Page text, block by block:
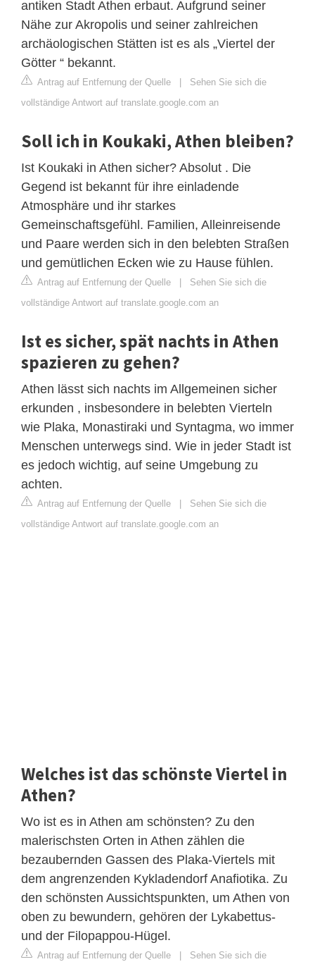
antiken Stadt Athen erbaut. Aufgrund seiner
Nähe zur Akropolis und seiner zahlreichen
archäologischen Stätten ist es als „Viertel der
Götter “ bekannt.
Antrag auf Entfernung der Quelle | Sehen Sie sich die
vollständige Antwort auf translate.google.com an
Soll ich in Koukaki, Athen bleiben?
Ist Koukaki in Athen sicher? Absolut . Die
Gegend ist bekannt für ihre einladende
Atmosphäre und ihr starkes
Gemeinschaftsgefühl. Familien, Alleinreisende
und Paare werden sich in den belebten Straßen
und gemütlichen Ecken wie zu Hause fühlen.
Antrag auf Entfernung der Quelle | Sehen Sie sich die
vollständige Antwort auf translate.google.com an
Ist es sicher, spät nachts in Athen
spazieren zu gehen?
Athen lässt sich nachts im Allgemeinen sicher
erkunden , insbesondere in belebten Vierteln
wie Plaka, Monastiraki und Syntagma, wo immer
Menschen unterwegs sind. Wie in jeder Stadt ist
es jedoch wichtig, auf seine Umgebung zu
achten.
Antrag auf Entfernung der Quelle | Sehen Sie sich die
vollständige Antwort auf translate.google.com an
Welches ist das schönste Viertel in
Athen?
Wo ist es in Athen am schönsten? Zu den
malerischsten Orten in Athen zählen die
bezaubernden Gassen des Plaka-Viertels mit
dem angrenzenden Kykladendorf Anafiotika. Zu
den schönsten Aussichtspunkten, um Athen von
oben zu bewundern, gehören der Lykabettus-
und der Filopappou-Hügel.
Antrag auf Entfernung der Quelle | Sehen Sie sich die